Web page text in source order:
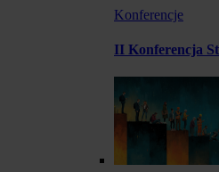
Konferencje
II Konferencja